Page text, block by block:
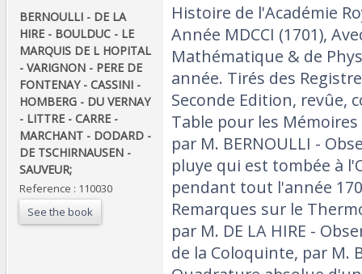
‎BERNOULLI - DE LA
HIRE - BOULDUC - LE
MARQUIS DE L HOPITAL
- VARIGNON - PERE DE
FONTENAY - CASSINI -
HOMBERG - DU VERNAY
- LITTRE - CARRE -
MARCHANT - DODARD -
DE TSCHIRNAUSEN -
SAUVEUR;‎
Reference : 110030
See the book
‎Histoire de l'Académie
Année MDCCI (1701),
Mathématique & de
année. Tirés des
Seconde Edition, revûe,
Table pour les
par M. BERNOULLI -
pluye qui est tombée à
pendant tout l'année
Remarques sur le
par M. DE LA HIRE -
de la Coloquinte, par M.